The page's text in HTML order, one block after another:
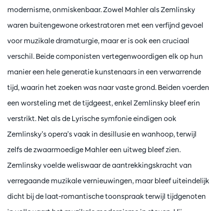
modernisme, onmiskenbaar. Zowel Mahler als Zemlinsky
waren buitengewone orkestratoren met een verfijnd gevoel
voor muzikale dramaturgie, maar er is ook een cruciaal
verschil. Beide componisten vertegenwoordigen elk op hun
manier een hele generatie kunstenaars in een verwarrende
tijd, waarin het zoeken was naar vaste grond. Beiden voerden
een worsteling met de tijdgeest, enkel Zemlinsky bleef erin
verstrikt. Net als de Lyrische symfonie eindigen ook
Zemlinsky’s opera’s vaak in desillusie en wanhoop, terwijl
zelfs de zwaarmoedige Mahler een uitweg bleef zien.
Zemlinsky voelde weliswaar de aantrekkingskracht van
verregaande muzikale vernieuwingen, maar bleef uiteindelijk
dicht bij de laat-romantische toonspraak terwijl tijdgenoten